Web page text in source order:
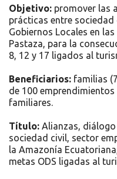
Objetivo: promover las
prácticas entre
Gobiernos Locales en
Pastaza, para la
8, 12 y 17 ligados al
Beneficiarios: familias
de 100
familiares.
Título: Alianzas,
sociedad civil, sector
la Amazonía
metas ODS ligadas al